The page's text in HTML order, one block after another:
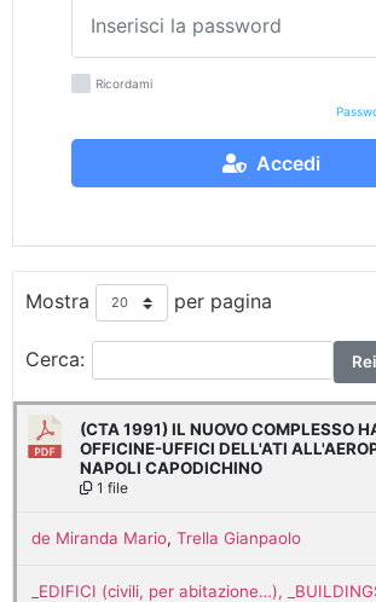
Ricordami
Accedi
Mostra per pagina
Cerca:
(CTA 1991) IL NUOVO COMPLESSO
OFFICINE-UFFICI DELL'ATI
NAPOLI CAPODICHINO
1 file
de Miranda Mario, Trella Gianpaolo
_EDIFICI (civili, per abitazione…),